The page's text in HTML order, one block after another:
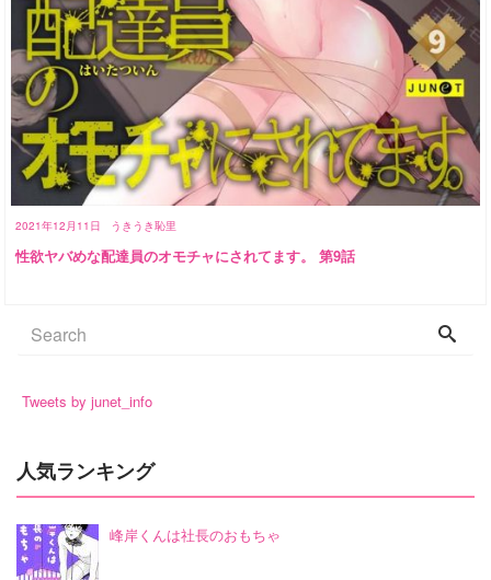
2021年12月11日 うきうき恥里
性欲ヤバめな配達員のオモチャにされてます。 第9話
Tweets by junet_info
人気ランキング
峰岸くんは社長のおもちゃ